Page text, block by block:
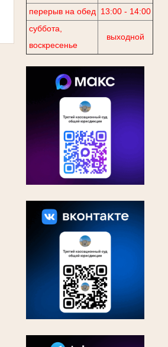
перерыв на обед 13:00 - 14:00
суббота,
воскресенье
выходной